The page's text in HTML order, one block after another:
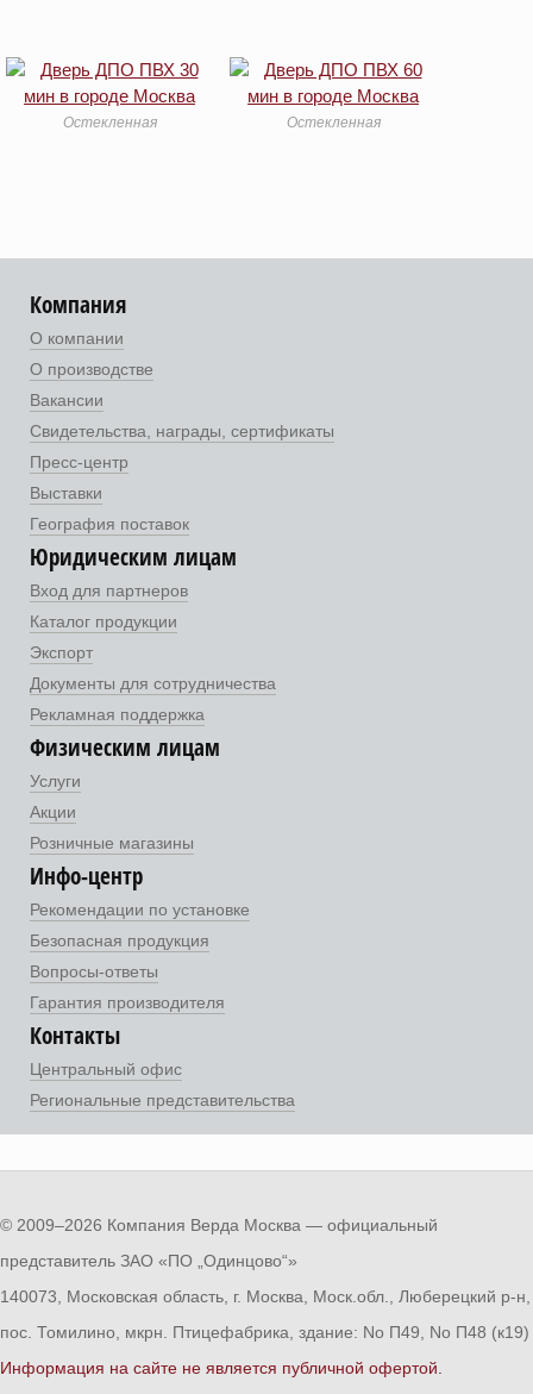
Остекленная Остекленная
Компания
О компании
О производстве
Вакансии
Свидетельства, награды, сертификаты
Пресс-центр
Выставки
География поставок
Юридическим лицам
Вход для партнеров
Каталог продукции
Экспорт
Документы для сотрудничества
Рекламная поддержка
Физическим лицам
Услуги
Акции
Розничные магазины
Инфо-центр
Рекомендации по установке
Безопасная продукция
Вопросы-ответы
Гарантия производителя
Контакты
Центральный офис
Региональные представительства
© 2009–2026 Компания Верда Москва — официальный
представитель ЗАО «ПО „Одинцово“»
140073, Московская область, г. Москва, Моск.обл., Люберецкий р-н,
пос. Томилино, мкрн. Птицефабрика, здание: No П49, No П48 (к19)
Информация на сайте не является публичной офертой.